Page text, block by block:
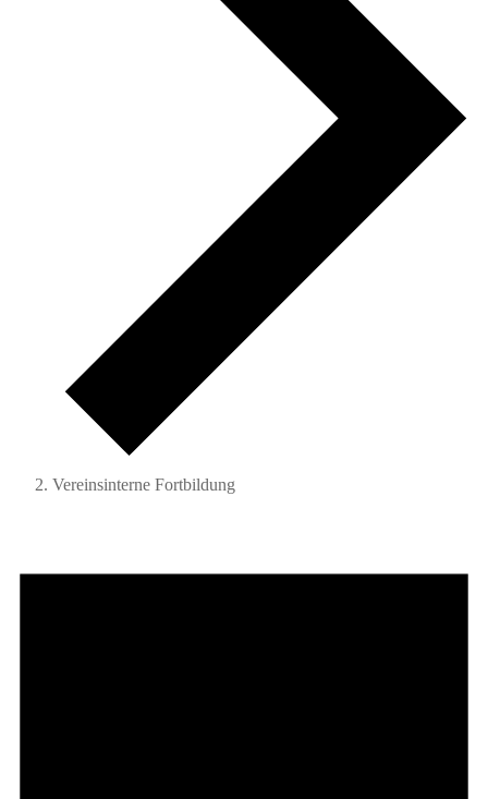
Vereinsinterne Fortbildung